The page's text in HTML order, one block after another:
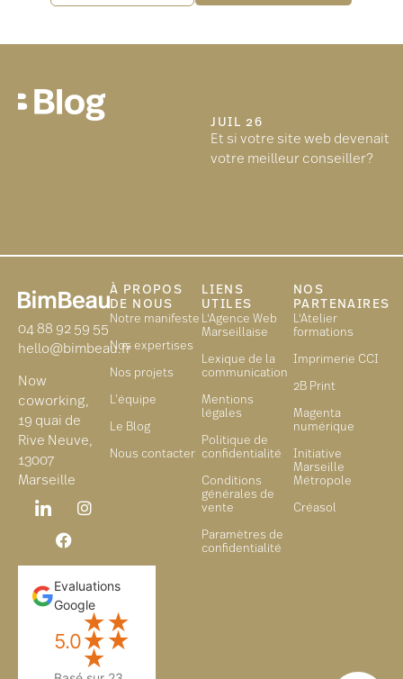
JUIL 26
Et si votre site web devenait
votre meilleur conseiller?
04 88 92 59 55
hello@bimbeau.fr
Now
coworking,
19 quai de
Rive Neuve,
13007
Marseille
Evaluations
Google
5.0
★★
★★
★
À PROPOS
DE NOUS
Notre manifeste
Nos expertises
Nos projets
L’équipe
Le Blog
Nous contacter
LIENS
UTILES
L'Agence Web
Marseillaise
Lexique de la
communication
Mentions
légales
Politique de
confidentialité
Conditions
générales de
vente
Paramètres de
confidentialité
NOS
PARTENAIRES
L'Atelier
formations
Imprimerie CCI
2B Print
Magenta
numérique
Initiative
Marseille
Métropole
Créasol